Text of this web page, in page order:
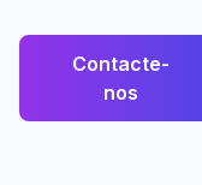
Contacte-
nos